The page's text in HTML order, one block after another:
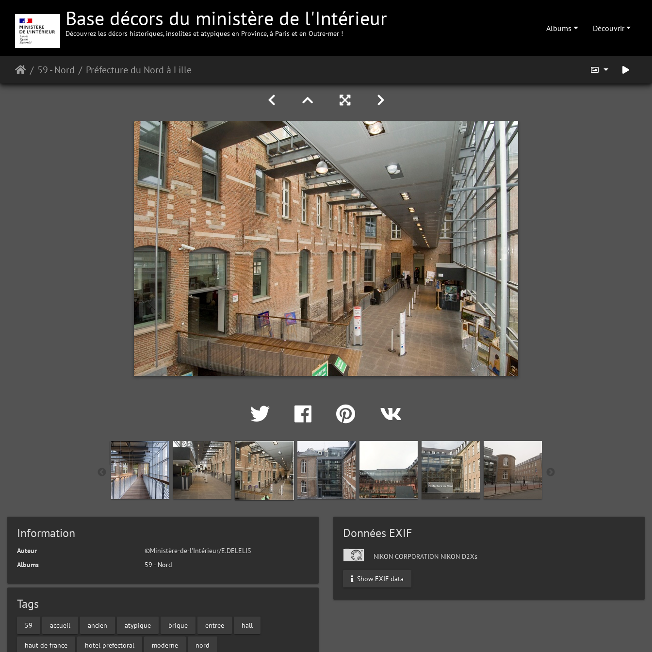
Base décors du ministère de l'Intérieur
Découvrez les décors historiques, insolites et atypiques en Province, à Paris et en Outre-mer !
Albums Découvrir
59 - Nord Préfecture du Nord à Lille
Information
Auteur
©Ministère-de-l'Intérieur/E.DELELIS
Albums
59 - Nord
Tags
59 accueil ancien atypique brique entree hall
haut de france hotel prefectoral moderne nord
Données EXIF
NIKON CORPORATION NIKON D2Xs
Show EXIF data